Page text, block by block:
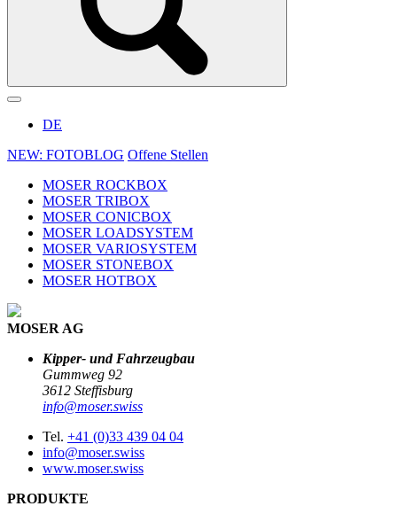
DE
NEW: FOTOBLOG Offene Stellen
MOSER ROCKBOX
MOSER TRIBOX
MOSER CONICBOX
MOSER LOADSYSTEM
MOSER VARIOSYSTEM
MOSER STONEBOX
MOSER HOTBOX
MOSER AG
Kipper- und Fahrzeugbau
Gummweg 92
3612 Steffisburg
info@moser.swiss
Tel. +41 (0)33 439 04 04
info@moser.swiss
www.moser.swiss
PRODUKTE